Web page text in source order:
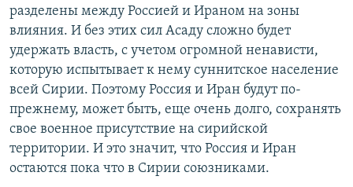
разделены между Россией и Ираном на зоны
влияния. И без этих сил Асаду сложно будет
удержать власть, с учетом огромной ненависти,
которую испытывает к нему суннитское население
всей Сирии. Поэтому Россия и Иран будут по-
прежнему, может быть, еще очень долго, сохранять
свое военное присутствие на сирийской
территории. И это значит, что Россия и Иран
остаются пока что в Сирии союзниками.